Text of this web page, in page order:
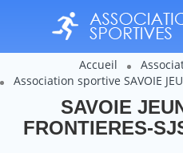
Accueil
Association sportive SAVOIE
SAVOIE
FRONTIERES-